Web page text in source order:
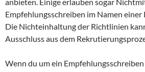
anbieten. Einige erlauben sogar
Empfehlungsschreiben im Namen
Die Nichteinhaltung der Richtlinien
Ausschluss aus dem
Wenn du um ein